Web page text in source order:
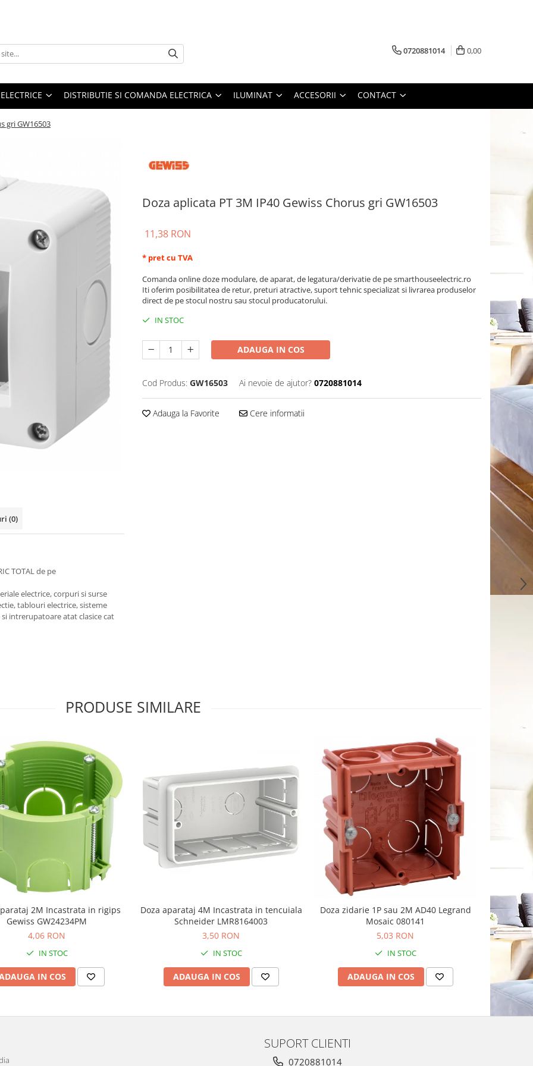
0720881014 0,00
DISTRIBUTIE SI COMANDA ELECTRICA ILUMINAT ACCESORII CONTACT
gri GW16503
Doza aplicata PT 3M IP40 Gewiss Chorus gri GW16503
11,38 RON
* pret cu TVA
Comanda online doze modulare, de aparat, de legatura/derivatie de pe smarthouseelectric.ro
Iti oferim posibilitatea de retur, preturi atractive, suport tehnic specializat si livrarea produselor
direct de pe stocul nostru sau stocul producatorului.
IN STOC
ADAUGA IN COS
Cod Produs: GW16503 Ai nevoie de ajutor? 0720881014
Adauga la Favorite Cere informatii
(0)
TOTAL de pe
electrice, corpuri si surse
tablouri electrice, sisteme
intrerupatoare atat clasice cat
PRODUSE SIMILARE
2M Incastrata in rigips
Gewiss GW24234PM
4,06 RON
IN STOC
IN COS
Doza aparataj 4M Incastrata in tencuiala
Schneider LMR8164003
3,50 RON
IN STOC
ADAUGA IN COS
Doza zidarie 1P sau 2M AD40 Legrand
Mosaic 080141
5,03 RON
IN STOC
ADAUGA IN COS
Doza
SUPORT CLIENTI
0720881014